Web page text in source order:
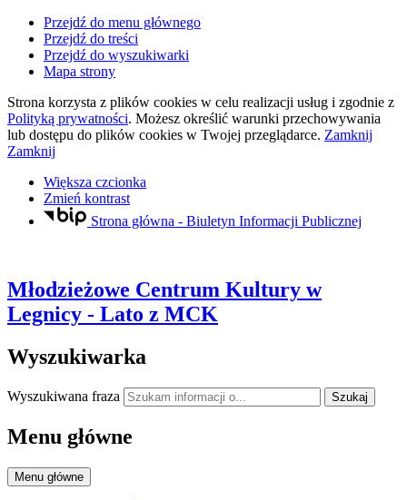
Przejdź do menu głównego
Przejdź do treści
Przejdź do wyszukiwarki
Mapa strony
Strona korzysta z plików cookies w celu realizacji usług i zgodnie z
Polityką prywatności. Możesz określić warunki przechowywania
lub dostępu do plików cookies w Twojej przeglądarce. Zamknij
Zamknij
Większa czcionka
Zmień kontrast
Strona główna - Biuletyn Informacji Publicznej
Młodzieżowe Centrum Kultury w
Legnicy - Lato z MCK
Wyszukiwarka
Wyszukiwana fraza Szukaj
Menu główne
Menu główne